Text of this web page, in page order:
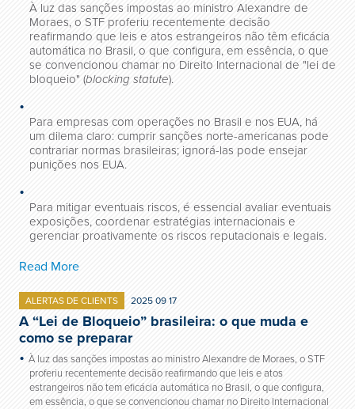
À luz das sanções impostas ao ministro Alexandre de
Moraes, o STF proferiu recentemente decisão
reafirmando que leis e atos estrangeiros não têm eficácia
automática no Brasil, o que configura, em essência, o que
se convencionou chamar no Direito Internacional de "lei de
bloqueio" (blocking statute).
Para empresas com operações no Brasil e nos EUA, há
um dilema claro: cumprir sanções norte-americanas pode
contrariar normas brasileiras; ignorá-las pode ensejar
punições nos EUA.
Para mitigar eventuais riscos, é essencial avaliar eventuais
exposições, coordenar estratégias internacionais e
gerenciar proativamente os riscos reputacionais e legais.
Read More
ALERTAS DE CLIENTS 2025 09 17
A “Lei de Bloqueio” brasileira: o que muda e
como se preparar
À luz das sanções impostas ao ministro Alexandre de Moraes, o STF
proferiu recentemente decisão reafirmando que leis e atos
estrangeiros não tem eficácia automática no Brasil, o que configura,
em essência, o que se convencionou chamar no Direito Internacional